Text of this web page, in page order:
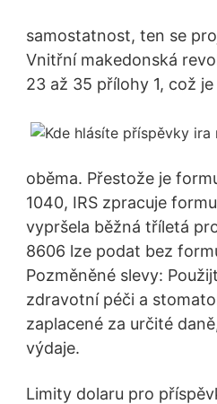
samostatnost, ten se
Vnitřní makedonská
23 až 35 přílohy 1, což
oběma. Přestože je
1040, IRS zpracuje
vypršela běžná tříletá
8606 lze podat bez
Pozměněné slevy:
zdravotní péči a
zaplacené za určité
výdaje.
Limity dolaru pro